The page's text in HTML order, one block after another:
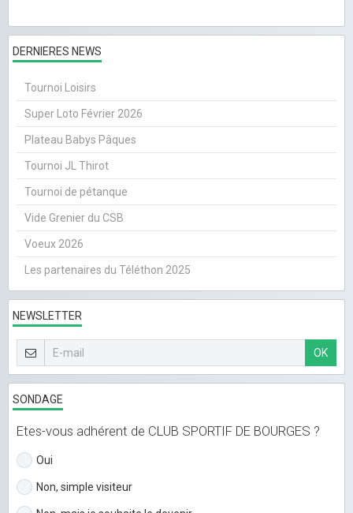
DERNIERES NEWS
Tournoi Loisirs
Super Loto Février 2026
Plateau Babys Pâques
Tournoi JL Thirot
Tournoi de pétanque
Vide Grenier du CSB
Voeux 2026
Les partenaires du Téléthon 2025
NEWSLETTER
OK
SONDAGE
Etes-vous adhérent de CLUB SPORTIF DE BOURGES ?
Oui
Non, simple visiteur